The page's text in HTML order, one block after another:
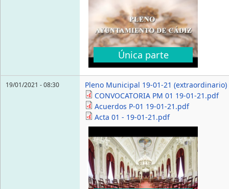
Única parte
19/01/2021 - 08:30
Pleno Municipal 19-01-21 (extraordinario)
CONVOCATORIA PM 01 19-01-21.pdf
Acuerdos P-01 19-01-21.pdf
Acta 01 - 19-01-21.pdf